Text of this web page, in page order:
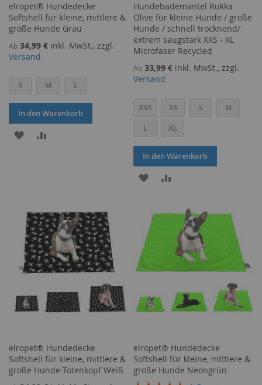
elropet® Hundedecke
Softshell für kleine, mittlere &
große Hunde Grau
Ab 34,99 € inkl. MwSt., zzgl.
Versand
S M L
In den Warenkorb
ZUR
Hundebademantel Rukka
Olive für kleine Hunde / große
Hunde / schnell trocknend/
extrem saugstark XXS - XL
Microfaser Recycled
Ab 33,99 € inkl. MwSt., zzgl.
Versand
XXS XS S M
L XL
In den Warenkorb
ZUR
HINZUFÜGEN
HINZUFÜGEN
elropet® Hundedecke
Softshell für kleine, mittlere &
große Hunde Totenkopf Weiß
elropet® Hundedecke
Softshell für kleine, mittlere &
große Hunde Neongrün